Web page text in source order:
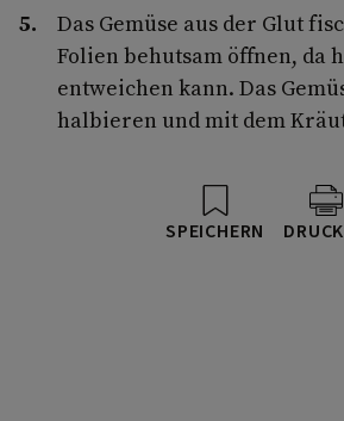
Das Gemüse aus der Glut
Folien behutsam öffnen, da
entweichen kann. Das
halbieren und mit dem
SPEICHERN